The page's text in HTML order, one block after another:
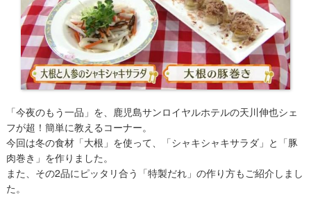
「今夜のもう一品」を、鹿児島サンロイヤルホテルの天川伸也シェ
フが超！簡単に教えるコーナー。
今回は冬の食材「大根」を使って​、「シャキシャキサラダ」と「豚
肉巻き」を作りました。
また、その2品にピッタリ合う「特製だれ」の作り方もご紹介しまし
た。